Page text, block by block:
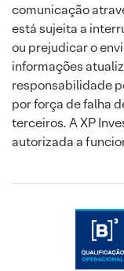
comunicação
está sujeita a
ou prejudicar o
informações
responsabilidade
por força de falha
terceiros. A XP
autorizada a